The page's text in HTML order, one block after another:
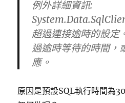
例外詳細資訊:
超過連接逾時的設定
過逾時等待的時間，
應。
原因是預設SQL執行時間為